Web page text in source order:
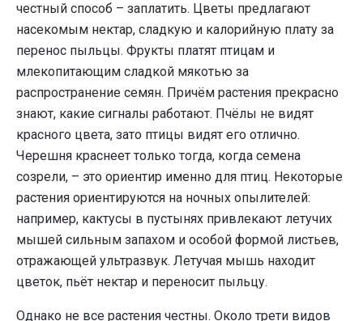
честный способ – заплатить. Цветы предлагают
насекомым нектар, сладкую и калорийную плату за
перенос пыльцы. Фрукты платят птицам и
млекопитающим сладкой мякотью за
распространение семян. Причём растения прекрасно
знают, какие сигналы работают. Пчёлы не видят
красного цвета, зато птицы видят его отлично.
Черешня краснеет только тогда, когда семена
созрели, – это ориентир именно для птиц. Некоторые
растения ориентируются на ночных опылителей:
например, кактусы в пустынях привлекают летучих
мышей сильным запахом и особой формой листьев,
отражающей ультразвук. Летучая мышь находит
цветок, пьёт нектар и переносит пыльцу.
Однако не все растения честны. Около трети видов